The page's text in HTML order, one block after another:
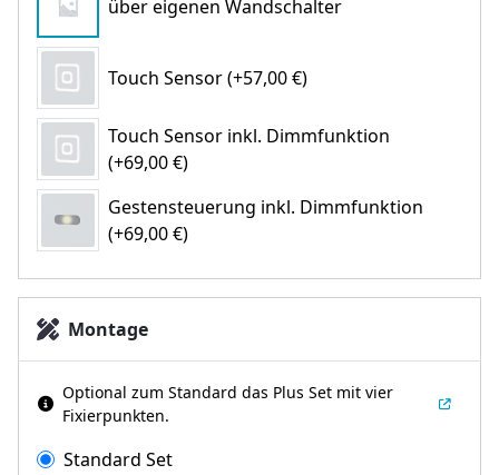
über eigenen Wandschalter
Touch Sensor (+57,00 €)
Touch Sensor inkl. Dimmfunktion
(+69,00 €)
Gestensteuerung inkl. Dimmfunktion
(+69,00 €)
Montage
Optional zum Standard das Plus Set mit vier
Fixierpunkten.
Standard Set